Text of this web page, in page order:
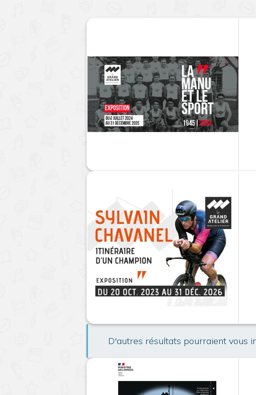
D'autres résultats pourraient vous